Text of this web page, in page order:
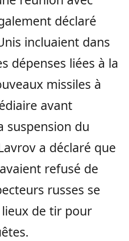
déclaré
incluaient dans
dépenses liées à la
missiles à
avant
suspension du
a déclaré que
refusé de
russes se
de tir pour